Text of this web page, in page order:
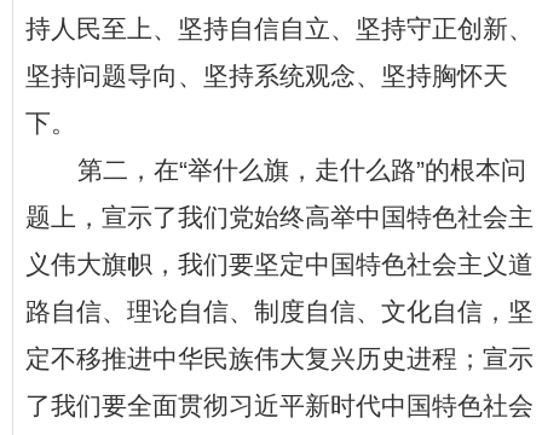
持人民至上、坚持自信自立、坚持守正创新、
坚持问题导向、坚持系统观念、坚持胸怀天
下。
第二，在“举什么旗，走什么路”的根本问
题上，宣示了我们党始终高举中国特色社会主
义伟大旗帜，我们要坚定中国特色社会主义道
路自信、理论自信、制度自信、文化自信，坚
定不移推进中华民族伟大复兴历史进程；宣示
了我们要全面贯彻习近平新时代中国特色社会